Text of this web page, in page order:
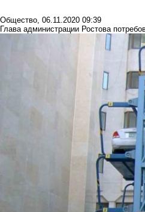
Общество, 06.11.2020 09:39
Глава администрации Ростова